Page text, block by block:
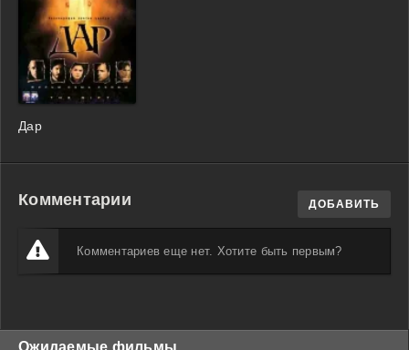
Дар
Комментарии ДОБАВИТЬ
Комментариев еще нет. Хотите быть первым?